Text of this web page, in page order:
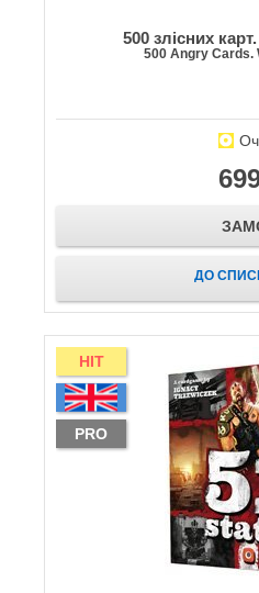
500 злісних
500 Angry Cards.
ДО
HIT
PRO